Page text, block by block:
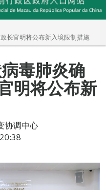
长官明将公布新入境限制措施
毒肺炎确
明将公布新
协调中心